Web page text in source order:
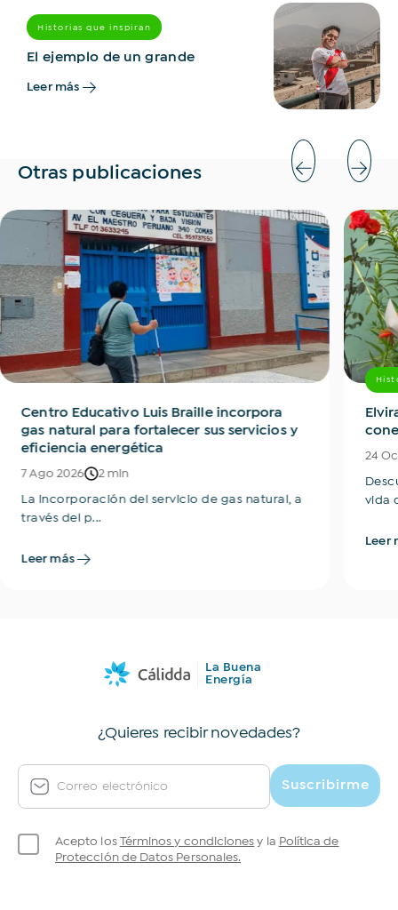
Historias que inspiran
El ejemplo de un grande
Leer más
Otras publicaciones
Centro Educativo Luis Braille incorpora
gas natural para fortalecer sus servicios y
eficiencia energética
7 Ago 2026 2 min
La incorporación del servicio de gas natural, a
través del p...
Leer más
24
vida
Leer
La Buena
Energía
¿Quieres recibir novedades?
Correo electrónico Suscribirme
Acepto los Términos y condiciones y la Política de
Protección de Datos Personales.